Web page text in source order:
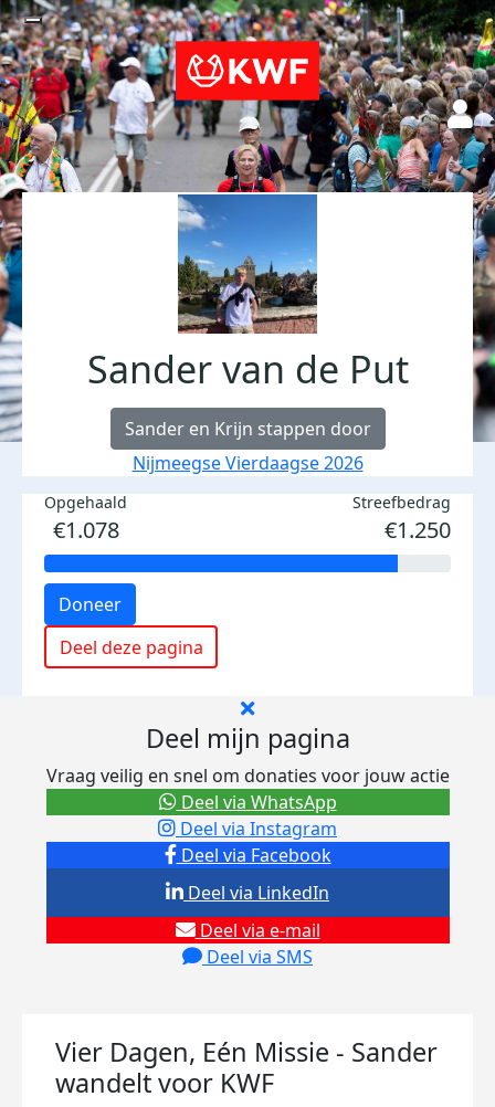
Sander van de Put
Sander en Krijn stappen door
Nijmeegse Vierdaagse 2026
Opgehaald
€1.078
Streefbedrag
€1.250
Doneer
Deel deze pagina
Deel mijn pagina
Vraag veilig en snel om donaties voor jouw actie
Deel via Facebook
Deel via Instagram
Deel via e-mail
Deel via SMS
Deel via LinkedIn
Deel via WhatsApp
Vier Dagen, Eén Missie - Sander
wandelt voor KWF